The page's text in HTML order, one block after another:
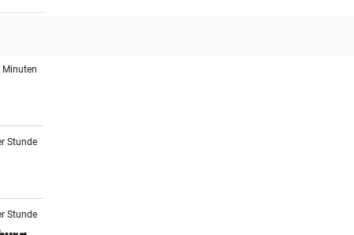
Minuten
Stunde
Stunde